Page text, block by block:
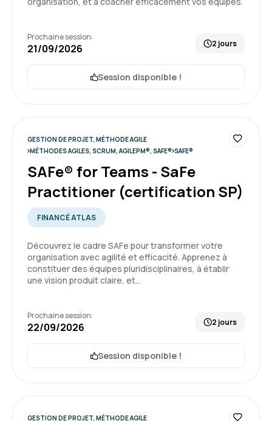
Formation intéressante qui permet de se
remettre a niveau coté théorique.
Formation : Devenir Responsable de Produit Agile
Paul B. Le 11/06/2026
Une formation accessible tout en étant plutôt
complète et agréable à suivre, pour un premier
niveau de familiarisation avec l'agilité.
Formation : Comprendre la démarche Agile
Prochaine session:
21/09/2026 2 jours
Session disponible !
GESTION DE PROJET, MÉTHODE AGILE
MÉTHODES AGILES, SCRUM, AGILEPM®, SAFE® SAFE®
SAFe® for Teams - SaFe
Practitioner (certification SP)
FINANCÉ ATLAS
Découvrez le cadre SAFe pour transformer votre
organisation avec agilité et efficacité. Apprenez à
constituer des équipes pluridisciplinaires, à établir
une vision produit claire, et…
Prochaine session:
22/09/2026 2 jours
Session disponible !
GESTION DE PROJET, MÉTHODE AGILE